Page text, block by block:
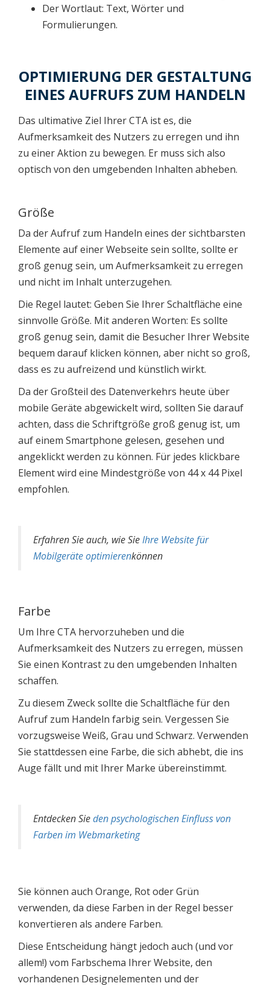
Der Wortlaut: Text, Wörter und
Formulierungen.
OPTIMIERUNG DER GESTALTUNG
EINES AUFRUFS ZUM HANDELN
Das ultimative Ziel Ihrer CTA ist es, die
Aufmerksamkeit des Nutzers zu erregen und ihn
zu einer Aktion zu bewegen. Er muss sich also
optisch von den umgebenden Inhalten abheben.
Größe
Da der Aufruf zum Handeln eines der sichtbarsten
Elemente auf einer Webseite sein sollte, sollte er
groß genug sein, um Aufmerksamkeit zu erregen
und nicht im Inhalt unterzugehen.
Die Regel lautet: Geben Sie Ihrer Schaltfläche eine
sinnvolle Größe. Mit anderen Worten: Es sollte
groß genug sein, damit die Besucher Ihrer Website
bequem darauf klicken können, aber nicht so groß,
dass es zu aufreizend und künstlich wirkt.
Da der Großteil des Datenverkehrs heute über
mobile Geräte abgewickelt wird, sollten Sie darauf
achten, dass die Schriftgröße groß genug ist, um
auf einem Smartphone gelesen, gesehen und
angeklickt werden zu können. Für jedes klickbare
Element wird eine Mindestgröße von 44 x 44 Pixel
empfohlen.
Erfahren Sie auch, wie SieIhre Website für
Mobilgeräte optimierenkönnen
Farbe
Um Ihre CTA hervorzuheben und die
Aufmerksamkeit des Nutzers zu erregen, müssen
Sie einen Kontrast zu den umgebenden Inhalten
schaffen.
Zu diesem Zweck sollte die Schaltfläche für den
Aufruf zum Handeln farbig sein. Vergessen Sie
vorzugsweise Weiß, Grau und Schwarz. Verwenden
Sie stattdessen eine Farbe, die sich abhebt, die ins
Auge fällt und mit Ihrer Marke übereinstimmt.
Entdecken Sieden psychologischen Einfluss von
Farben im Webmarketing
Sie können auch Orange, Rot oder Grün
verwenden, da diese Farben in der Regel besser
konvertieren als andere Farben.
Diese Entscheidung hängt jedoch auch (und vor
allem!) vom Farbschema Ihrer Website, den
vorhandenen Designelementen und der